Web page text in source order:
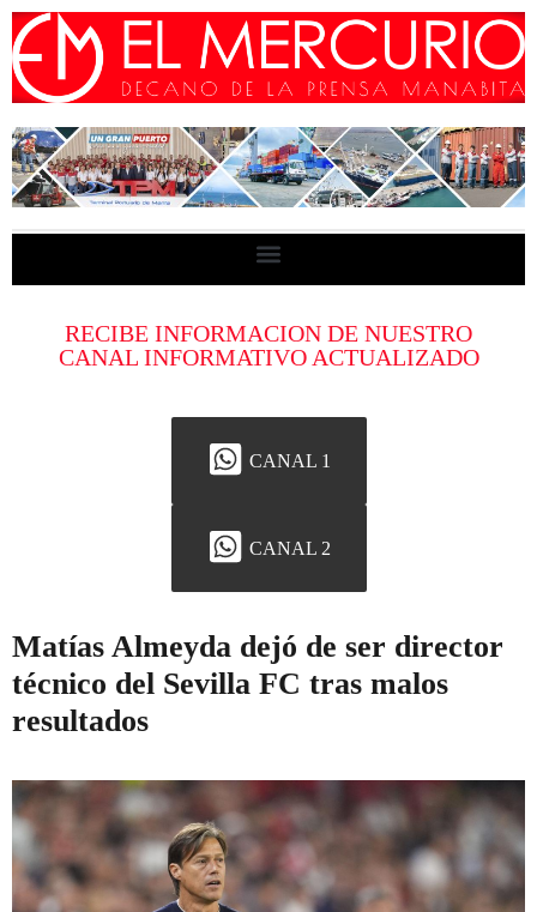
RECIBE INFORMACION DE NUESTRO
CANAL INFORMATIVO ACTUALIZADO
CANAL 1
CANAL 2
Matías Almeyda dejó de ser director
técnico del Sevilla FC tras malos
resultados